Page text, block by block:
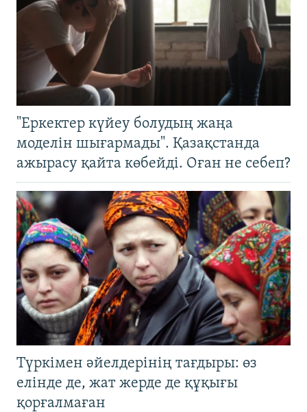
"Еркектер күйеу болудың жаңа
моделін шығармады". Қазақстанда
ажырасу қайта көбейді. Оған не себеп?
Түркімен әйелдерінің тағдыры: өз
елінде де, жат жерде де құқығы
қорғалмаған